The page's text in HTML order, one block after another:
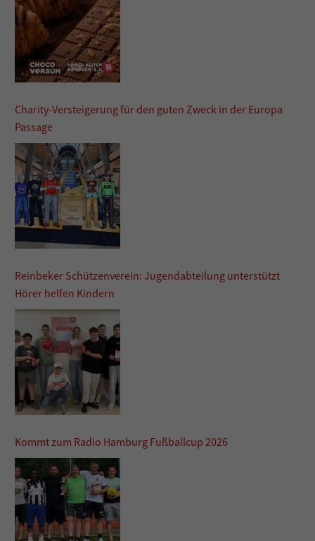
Charity-Versteigerung für den guten Zweck in der Europa
Passage
Reinbeker Schützenverein: Jugendabteilung unterstützt
Hörer helfen Kindern
Kommt zum Radio Hamburg Fußballcup 2026